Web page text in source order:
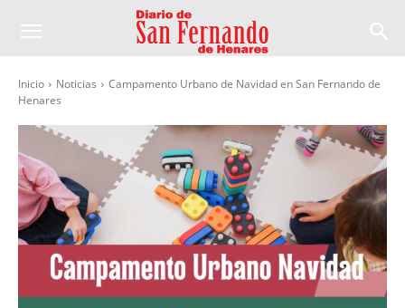
Inicio Noticias
Campamento Urbano de Navidad en San Fernando de
Henares